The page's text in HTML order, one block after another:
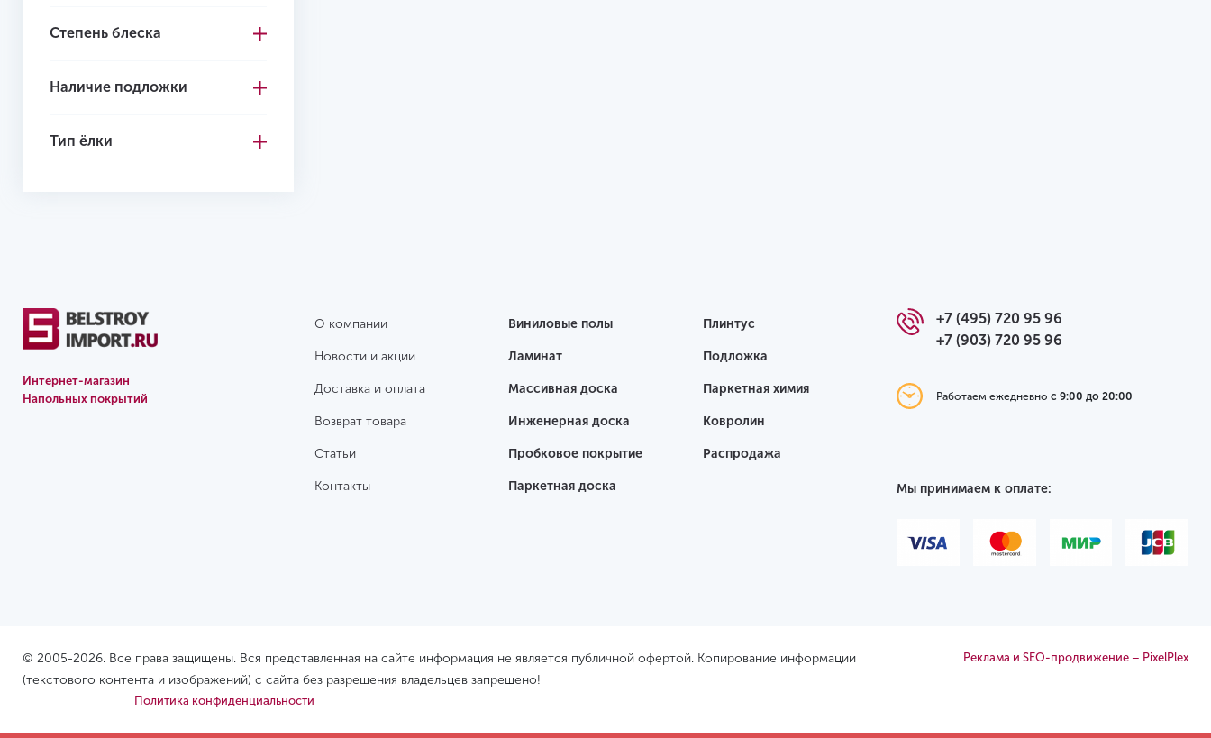
Олива
Каштан
Груша
Граб
Вяз
Степень блеска
Наличие подложки
Тип ёлки
Интернет-магазин
Напольных покрытий
О компании
Новости и акции
Доставка и оплата
Возврат товара
Статьи
Контакты
Виниловые полы
Ламинат
Массивная доска
Инженерная доска
Пробковое покрытие
Паркетная доска
Плинтус
Подложка
Паркетная химия
Ковролин
Распродажа
+7 (495) 720 95 96
+7 (903) 720 95 96
Работаем ежедневнос 9:00 до 20:00
Мы принимаем к оплате:
© 2005-2026. Все права защищены. Вся представленная на сайте информация не является публичной офертой. Копирование информации
(текстового контента и изображений) с сайта без разрешения владельцев запрещено!
Реклама и SEO-продвижение – PixelPlex
Политика конфиденциальности